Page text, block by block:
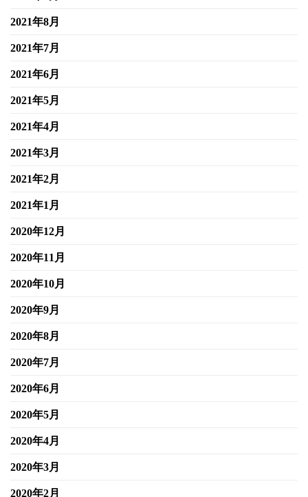
2021年8月
2021年7月
2021年6月
2021年5月
2021年4月
2021年3月
2021年2月
2021年1月
2020年12月
2020年11月
2020年10月
2020年9月
2020年8月
2020年7月
2020年6月
2020年5月
2020年4月
2020年3月
2020年2月